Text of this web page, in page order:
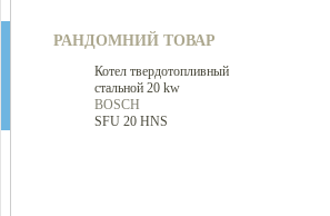
РАНДОМНИЙ ТОВАР
Котел твердотопливный
стальной 20 kw
BOSCH
SFU 20 HNS